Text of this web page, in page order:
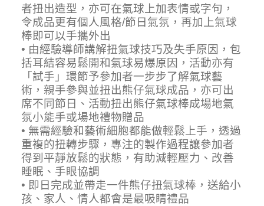
者扭出造型，亦可在氣球上加表情或字句，
令成品更有個人風格/節日氣氛，再加上氣球
棒即可以手攜外出
• 由經驗導師講解扭氣球技巧及失手原因，包
括耳結容易鬆開和氣球易爆原因，活動亦有
「試手」環節予參加者一步步了解氣球藝
術，親手參與並扭出熊仔氣球成品，亦可出
席不同節日、活動扭出熊仔氣球棒成場地氣
氛小能手或場地禮物贈品
• 無需經驗和藝術細胞都能做輕鬆上手，透過
重複的扭轉步驟，專注的製作過程讓參加者
得到平靜放鬆的狀態，有助減輕壓力、改善
睡眠、手眼協調
• 即日完成並帶走一件熊仔扭氣球棒，送給小
孩、家人、情人都會是最吸睛禮品